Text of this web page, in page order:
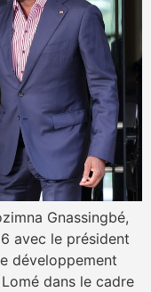
Gnassingbé,
avec le président
développement
dans le cadre